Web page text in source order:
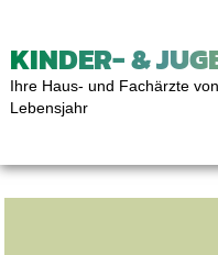
KINDER- &
Ihre Haus- und Fachärzte
Lebensjahr